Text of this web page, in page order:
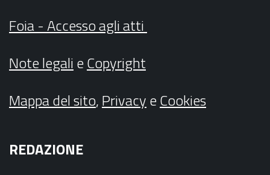
Foia - Accesso agli atti
Note legalieCopyright
Mappa del sito,PrivacyeCookies
REDAZIONE